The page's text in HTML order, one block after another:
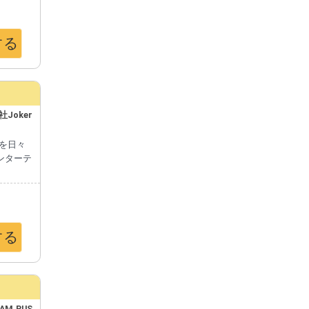
Joker
日々
ターテ